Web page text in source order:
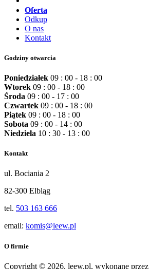
Oferta
Odkup
O nas
Kontakt
Godziny otwarcia
Poniedziałek 09 : 00 - 18 : 00
Wtorek 09 : 00 - 18 : 00
Środa 09 : 00 - 17 : 00
Czwartek 09 : 00 - 18 : 00
Piątek 09 : 00 - 18 : 00
Sobota 09 : 00 - 14 : 00
Niedziela 10 : 30 - 13 : 00
Kontakt
ul. Bociania 2
82-300 Elbląg
tel. 503 163 666
email: komis@leew.pl
O firmie
Copyright © 2026, leew.pl, wykonane przez